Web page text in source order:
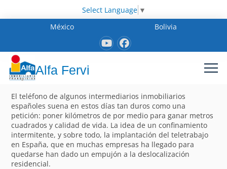
Select Language ▼
México
Bolivia
Alfa Fervi
El teléfono de algunos intermediarios inmobiliarios
españoles suena en estos días tan duros como una
petición: poner kilómetros de por medio para ganar metros
cuadrados y calidad de vida. La idea de un confinamiento
intermitente, y sobre todo, la implantación del teletrabajo
en España, que en muchas empresas ha llegado para
quedarse han dado un empujón a la deslocalización
residencial.